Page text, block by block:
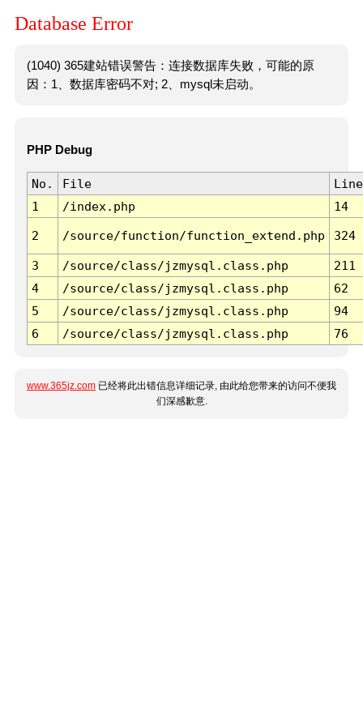
Database Error
(1040) 365建站错误警告：连接数据库失败，可能的原
因：1、数据库密码不对; 2、mysql未启动。
PHP Debug
No. File
Line
1
/index.php 14
2 /source/function/function_extend.php 324
3 /source/class/jzmysql.class.php
211
4
/source/class/jzmysql.class.php
62
5
/source/class/jzmysql.class.php
94
6
/source/class/jzmysql.class.php 76
www.365jz.com 已经将此出错信息详细记录, 由此给您带来的访问不便我
们深感歉意.